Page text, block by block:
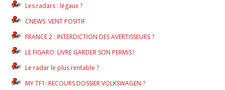
Les radars : légaux ?
CNEWS: VENT POSITIF
FRANCE 2 : INTERDICTION DES AVERTISSEURS ?
LE FIGARO: LIVRE GARDER SON PERMIS !
Le radar le plus rentable ?
MY TF1: RECOURS DOSSIER VOLKSWAGEN ?